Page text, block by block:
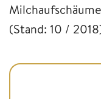
(Stand: 10 /